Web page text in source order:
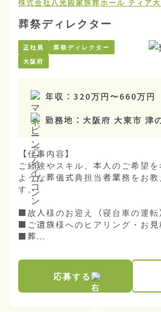
株式会社八光殿家族葬ホール ティア
葬祭ディレクター
正社員
葬祭ディレクター
大阪府
年収： 320万円〜660万円
勤務地： 大阪府 大東市 津
【仕事内容】
ご経験やスキル、本人のご希望
ような葬儀式典担当者業務をお
す。
■故人様のお迎え（寝台車の運転
■ご遺族様へのヒアリング・お見
■葬...
応募する